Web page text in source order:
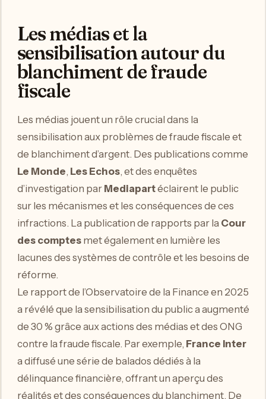
Les médias et la
sensibilisation autour du
blanchiment de fraude
fiscale
Les médias jouent un rôle crucial dans la
sensibilisation aux problèmes de fraude fiscale et
de blanchiment d’argent. Des publications comme
Le Monde, Les Echos, et des enquêtes
d’investigation par Mediapartéclairent le public
sur les mécanismes et les conséquences de ces
infractions. La publication de rapports par la Cour
des comptesmet également en lumière les
lacunes des systèmes de contrôle et les besoins de
réforme.
Le rapport de l’Observatoire de la Finance en 2025
a révélé que la sensibilisation du public a augmenté
de 30 % grâce aux actions des médias et des ONG
contre la fraude fiscale. Par exemple, France Inter
a diffusé une série de balados dédiés à la
délinquance financière, offrant un aperçu des
réalités et des conséquences du blanchiment. De